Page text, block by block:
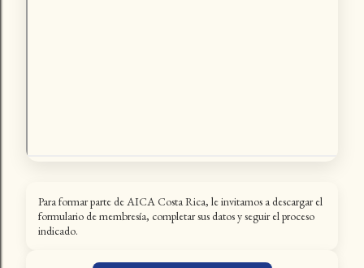
Para formar parte de AICA Costa Rica, le invitamos a descargar el
formulario de membresía, completar sus datos y seguir el proceso
indicado.